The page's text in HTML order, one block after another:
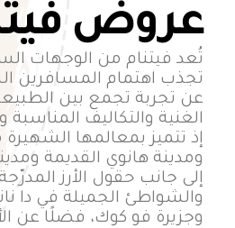
عروض
تُعد فيتنام من الوجهات
تجذب اهتمام المسافرين
عن تجربة تجمع بين الطبيعة
الغنية والتكاليف المناسبة
إذ تتميز بمعالمها
ومدينة هانوي القديمة
إلى جانب حقول الأرز
والشواطئ الجميلة في دا
وجزيرة فو كوك، فضلًا عن